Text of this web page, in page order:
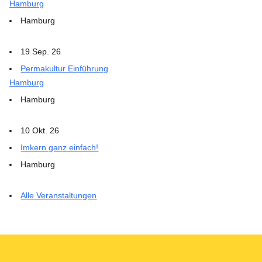
Hamburg
Hamburg
19 Sep. 26
Permakultur Einführung
Hamburg
Hamburg
10 Okt. 26
Imkern ganz einfach!
Hamburg
Alle Veranstaltungen